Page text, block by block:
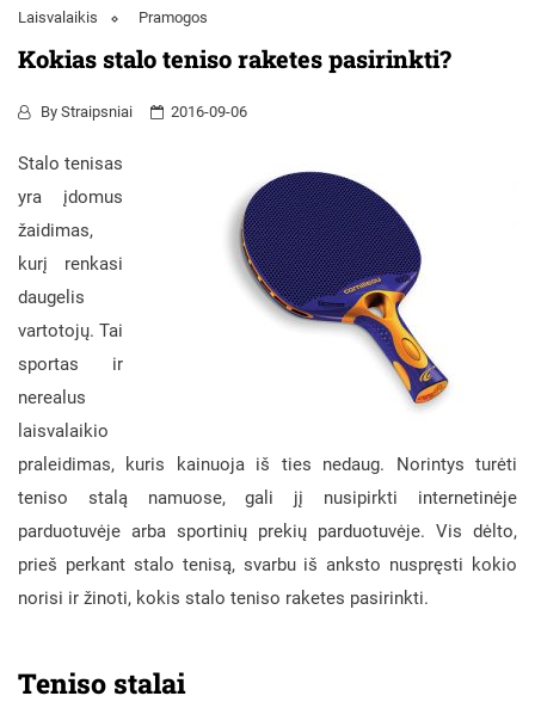
Laisvalaikis Pramogos
Kokias stalo teniso raketes pasirinkti?
By Straipsniai 2016-09-06
Stalo tenisas
yra įdomus
žaidimas,
kurį renkasi
daugelis
vartotojų. Tai
sportas ir
nerealus
laisvalaikio
praleidimas, kuris kainuoja iš ties nedaug. Norintys turėti
teniso stalą namuose, gali jį nusipirkti internetinėje
parduotuvėje arba sportinių prekių parduotuvėje. Vis dėlto,
prieš perkant stalo tenisą, svarbu iš anksto nuspręsti kokio
norisi ir žinoti, kokis stalo teniso raketes pasirinkti.
Teniso stalai